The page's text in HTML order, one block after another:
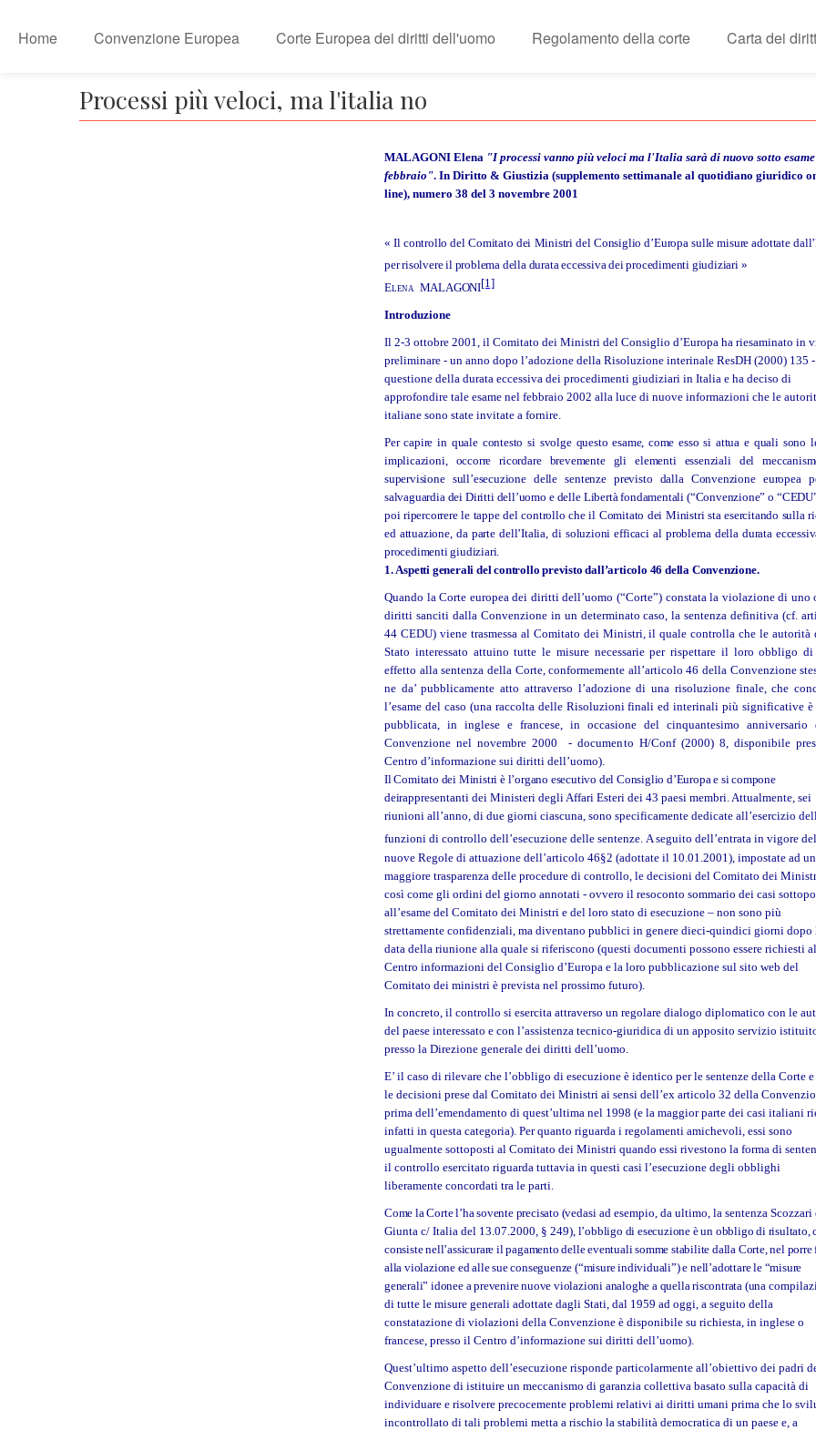
Home Convenzione Europea Corte Europea dei diritti dell'uomo Regolamento della corte Carta dei
Processi più veloci, ma l'italia no
MALAGONI Elena "I processi vanno più veloci ma l'Italia sarà di nuovo sotto
febbraio". In Diritto & Giustizia (supplemento settimanale al quotidiano giuridico
line), numero 38 del 3 novembre 2001
« Il controllo del Comitato dei Ministri del Consiglio d’Europa sulle misure adottate
per risolvere il problema della durata eccessiva dei procedimenti giudiziari »
Elena MALAGONI[1]
Introduzione
Il 2-3 ottobre 2001, il Comitato dei Ministri del Consiglio d’Europa ha riesaminato in
preliminare - un anno dopo l’adozione della Risoluzione interinale ResDH (2000) 135
questione della durata eccessiva dei procedimenti giudiziari in Italia e ha deciso di
approfondire tale esame nel febbraio 2002 alla luce di nuove informazioni che le
italiane sono state invitate a fornire.
Per capire in quale contesto si svolge questo esame, come esso si attua e quali sono
implicazioni, occorre ricordare brevemente gli elementi essenziali del
supervisione sull’esecuzione delle sentenze previsto dalla Convenzione europea
salvaguardia dei Diritti dell’uomo e delle Libertà fondamentali (“Convenzione” o
poi ripercorrere le tappe del controllo che il Comitato dei Ministri sta esercitando sulla
ed attuazione, da parte dell’Italia, di soluzioni efficaci al problema della durata
procedimenti giudiziari.
1.Aspetti generali del controllo previsto dall’articolo 46 della Convenzione.
Quando la Corte europea dei diritti dell’uomo (“Corte”) constata la violazione di uno
diritti sanciti dalla Convenzione in un determinato caso, la sentenza definitiva (cf.
44 CEDU) viene trasmessa al Comitato dei Ministri, il quale controlla che le autorità
Stato interessato attuino tutte le misure necessarie per rispettare il loro obbligo di
effetto alla sentenza della Corte, conformemente all’articolo 46 della Convenzione
ne da’ pubblicamente atto attraverso l’adozione di una risoluzione finale, che
l’esame del caso (una raccolta delle Risoluzioni finali ed interinali più significative è
pubblicata, in inglese e francese, in occasione del cinquantesimo anniversario
Convenzione nel novembre 2000 - documento H/Conf (2000) 8, disponibile
Centro d’informazione sui diritti dell’uomo).
Il Comitato dei Ministri è l’organo esecutivo del Consiglio d’Europa e si compone
deirappresentanti dei Ministeri degli Affari Esteri dei 43 paesi membri. Attualmente, sei
riunioni all’anno, di due giorni ciascuna, sono specificamente dedicate all’esercizio
funzioni di controllo dell’esecuzione delle sentenze. A seguito dell’entrata in vigore
nuove Regole di attuazione dell’articolo 46§2 (adottate il 10.01.2001), impostate ad
maggiore trasparenza delle procedure di controllo, le decisioni del Comitato dei
così come gli ordini del giorno annotati - ovvero il resoconto sommario dei casi
all’esame del Comitato dei Ministri e del loro stato di esecuzione – non sono più
strettamente confidenziali, ma diventano pubblici in genere dieci-quindici giorni dopo
data della riunione alla quale si riferiscono (questi documenti possono essere richiesti al
Centro informazioni del Consiglio d’Europa e la loro pubblicazione sul sito web del
Comitato dei ministri è prevista nel prossimo futuro).
In concreto, il controllo si esercita attraverso un regolare dialogo diplomatico con le
del paese interessato e con l’assistenza tecnico-giuridica di un apposito servizio
presso la Direzione generale dei diritti dell’uomo.
E’ il caso di rilevare che l’obbligo di esecuzione è identico per le sentenze della Corte e
le decisioni prese dal Comitato dei Ministri ai sensi dell’ex articolo 32 della
prima dell’emendamento di quest’ultima nel 1998 (e la maggior parte dei casi italiani
infatti in questa categoria). Per quanto riguarda i regolamenti amichevoli, essi sono
ugualmente sottoposti al Comitato dei Ministri quando essi rivestono la forma di
il controllo esercitato riguarda tuttavia in questi casi l’esecuzione degli obblighi
liberamente concordati tra le parti.
Come la Corte l’ha sovente precisato (vedasi ad esempio, da ultimo, la sentenza Scozzari
Giunta c/ Italia del 13.07.2000, § 249) , l’obbligo di esecuzione è un obbligo di risultato,
consiste nell’assicurare il pagamento delle eventuali somme stabilite dalla Corte, nel porre
alla violazione ed alle sue conseguenze (“misure individuali”) e nell’adottare le “misure
generali” idonee a prevenire nuove violazioni analoghe a quella riscontrata (una
di tutte le misure generali adottate dagli Stati, dal 1959 ad oggi, a seguito della
constatazione di violazioni della Convenzione è disponibile su richiesta, in inglese o
francese, presso il Centro d’informazione sui diritti dell’uomo)
Quest’ultimo aspetto dell’esecuzione risponde particolarmente all’obiettivo dei padri
Convenzione di istituire un meccanismo di garanzia collettiva basato sulla capacità di
individuare e risolvere precocemente problemi relativi ai diritti umani prima che lo
incontrollato di tali problemi metta a rischio la stabilità democratica di un paese e, a